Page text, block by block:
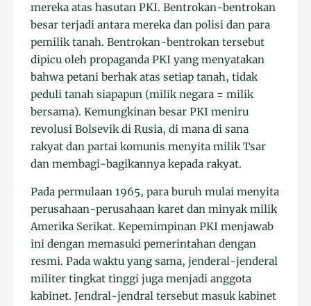
mereka atas hasutan PKI. Bentrokan-bentrokan
besar terjadi antara mereka dan polisi dan para
pemilik tanah. Bentrokan-bentrokan tersebut
dipicu oleh propaganda PKI yang menyatakan
bahwa petani berhak atas setiap tanah, tidak
peduli tanah siapapun (milik negara = milik
bersama). Kemungkinan besar PKI meniru
revolusi Bolsevik di Rusia, di mana di sana
rakyat dan partai komunis menyita milik Tsar
dan membagi-bagikannya kepada rakyat.
Pada permulaan 1965, para buruh mulai menyita
perusahaan-perusahaan karet dan minyak milik
Amerika Serikat. Kepemimpinan PKI menjawab
ini dengan memasuki pemerintahan dengan
resmi. Pada waktu yang sama, jenderal-jenderal
militer tingkat tinggi juga menjadi anggota
kabinet. Jendral-jendral tersebut masuk kabinet